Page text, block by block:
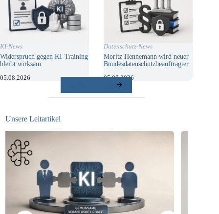
KI-News
Widerspruch gegen KI-Training
bleibt wirksam
05.08.2026
Datenschutz-News
Moritz Hennemann wird neuer
Bundesdatenschutzbeauftragter
05.08.2026
Unsere Leitartikel